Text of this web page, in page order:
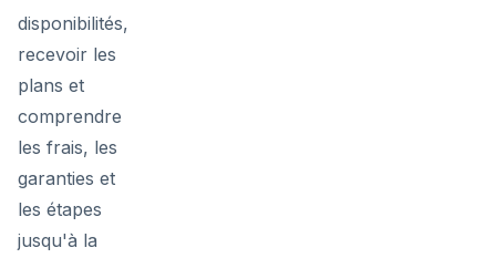
disponibilités,
recevoir les
plans et
comprendre
les frais, les
garanties et
les étapes
jusqu'à la